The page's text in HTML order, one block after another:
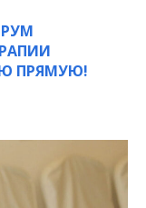
ПРЯМУЮ!